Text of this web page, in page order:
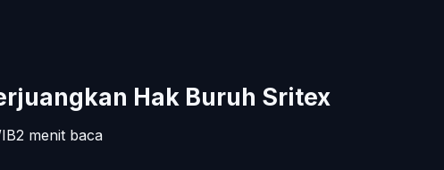
Hak Buruh Sritex
2 menit baca